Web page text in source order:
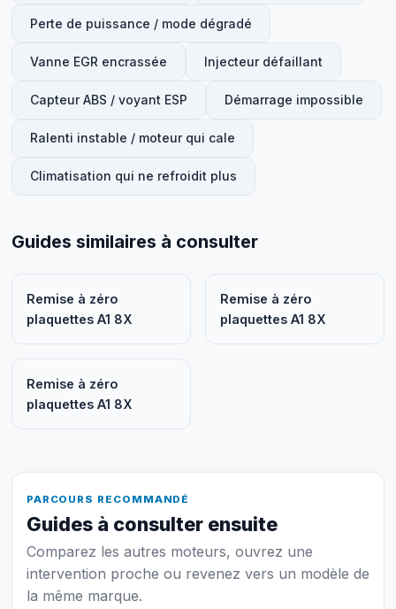
Perte de puissance / mode dégradé
Vanne EGR encrassée Injecteur défaillant
Capteur ABS / voyant ESP Démarrage impossible
Ralenti instable / moteur qui cale
Climatisation qui ne refroidit plus
Guides similaires à consulter
Remise à zéro
plaquettes A1 8X
Remise à zéro
plaquettes A1 8X
Remise à zéro
plaquettes A1 8X
PARCOURS RECOMMANDÉ
Guides à consulter ensuite
Comparez les autres moteurs, ouvrez une
intervention proche ou revenez vers un modèle de
la même marque.